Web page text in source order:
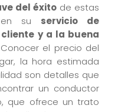
del éxito de estas
en su servicio de
y a la buena
el precio del
la hora estimada
son detalles que
un conductor
que ofrece un trato